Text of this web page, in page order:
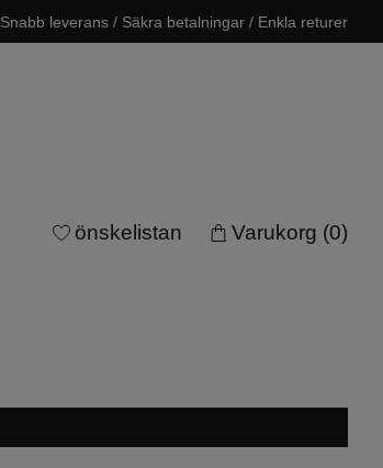
Snabb leverans / Säkra betalningar / Enkla returer
önskelistan Varukorg (0)